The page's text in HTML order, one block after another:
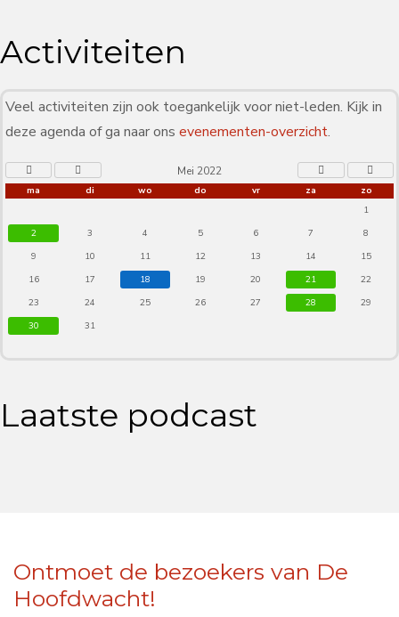
Activiteiten
Veel activiteiten zijn ook toegankelijk voor niet-leden. Kijk in
deze agenda of ga naar ons evenementen-overzicht.
Mei 2022
ma di wo do vr za
zo
1
2
3 4 5 6 7
8
9
10 11 12 13 14
15
16
17 18 19 20 21
22
23
24 25 26 27 28
29
30
31
Laatste podcast
Ontmoet de bezoekers van De
Hoofdwacht!